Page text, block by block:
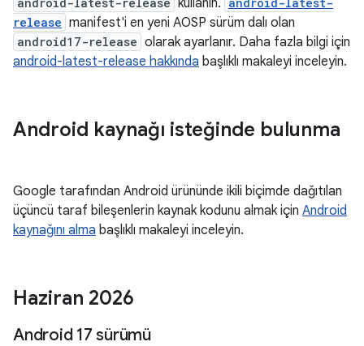
kullanın.
release manifest'i en yeni AOSP sürüm dalı olan
android17-release olarak ayarlanır. Daha fazla bilgi için
android-latest-release hakkında başlıklı makaleyi inceleyin.
Android kaynağı isteğinde bulunma
Google tarafından Android ürününde ikili biçimde dağıtılan
üçüncü taraf bileşenlerin kaynak kodunu almak için Android
kaynağını alma başlıklı makaleyi inceleyin.
Haziran 2026
Android 17 sürümü